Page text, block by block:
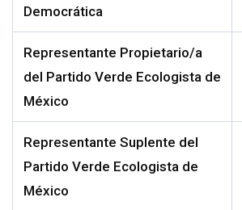
Democrática
Representante Propietario/a
del Partido Verde Ecologista de
México
Representante Suplente del
Partido Verde Ecologista de
México